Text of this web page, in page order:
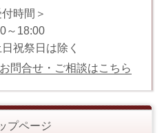
付時間＞
～18:00
祝祭日は除く
お問合せ・ご相談はこちら
プページ